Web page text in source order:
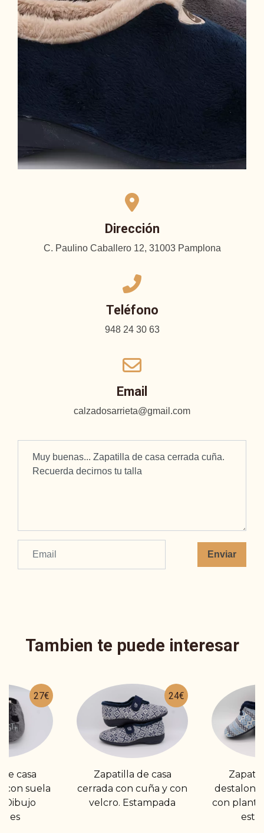
Dirección
C. Paulino Caballero 12, 31003 Pamplona
Teléfono
948 24 30 63
Email
calzadosarrieta@gmail.com
Enviar
Tambien te puede interesar
27€
casa
suela
24€
Zapatilla de casa
cerrada con cuña y con
velcro. Estampada
con